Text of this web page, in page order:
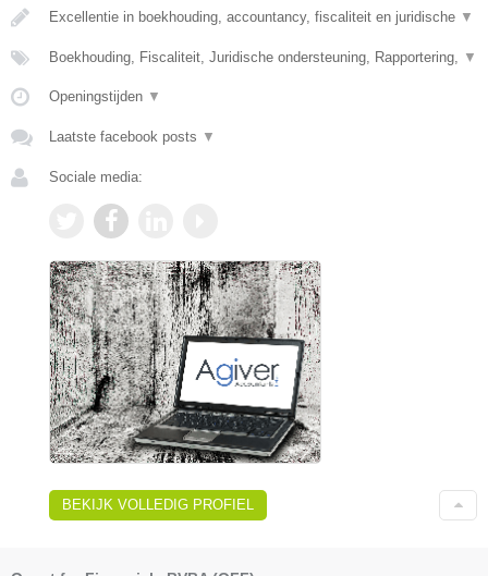
Excellentie in boekhouding, accountancy, fiscaliteit en juridische ▼
Boekhouding, Fiscaliteit, Juridische ondersteuning, Rapportering, ▼
Openingstijden ▼
Laatste facebook posts ▼
Sociale media:
BEKIJK VOLLEDIG PROFIEL